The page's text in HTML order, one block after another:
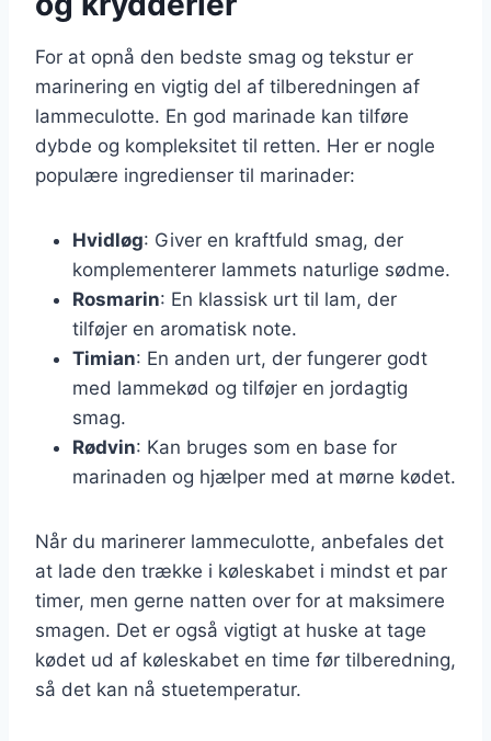
For at opnå den bedste smag og tekstur er
marinering en vigtig del af tilberedningen af
lammeculotte. En god marinade kan tilføre
dybde og kompleksitet til retten. Her er nogle
populære ingredienser til marinader:
Hvidløg: Giver en kraftfuld smag, der
komplementerer lammets naturlige sødme.
Rosmarin: En klassisk urt til lam, der
tilføjer en aromatisk note.
Timian: En anden urt, der fungerer godt
med lammekød og tilføjer en jordagtig
smag.
Rødvin: Kan bruges som en base for
marinaden og hjælper med at mørne kødet.
Når du marinerer lammeculotte, anbefales det
at lade den trække i køleskabet i mindst et par
timer, men gerne natten over for at maksimere
smagen. Det er også vigtigt at huske at tage
kødet ud af køleskabet en time før tilberedning,
så det kan nå stuetemperatur.